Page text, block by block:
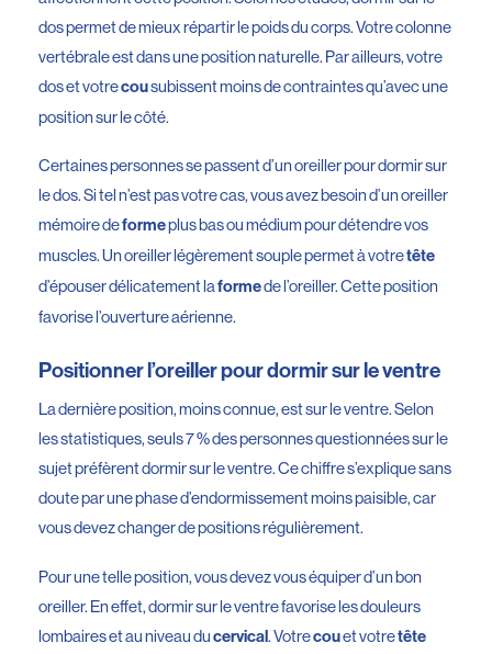
dos permet de mieux répartir le poids du corps. Votre colonne
vertébrale est dans une position naturelle. Par ailleurs, votre
dos et votrecousubissent moins de contraintes qu’avec une
position sur le côté.
Certaines personnes se passent d’un oreiller pour dormir sur
le dos. Si tel n’est pas votre cas, vous avez besoin d’un oreiller
mémoire deformeplus bas ou médium pour détendre vos
muscles. Un oreiller légèrement souple permet à votretête
d’épouser délicatement laformede l’oreiller. Cette position
favorise l’ouverture aérienne.
Positionner l’oreiller pour dormir sur le ventre
La dernière position, moins connue, est sur le ventre. Selon
les statistiques, seuls 7 % des personnes questionnées sur le
sujet préfèrent dormir sur le ventre. Ce chiffre s’explique sans
doute par une phase d’endormissement moins paisible, car
vous devez changer de positions régulièrement.
Pour une telle position, vous devez vous équiper d’un bon
oreiller. En effet, dormir sur le ventre favorise les douleurs
lombaires et au niveau ducervical. Votrecouet votretête